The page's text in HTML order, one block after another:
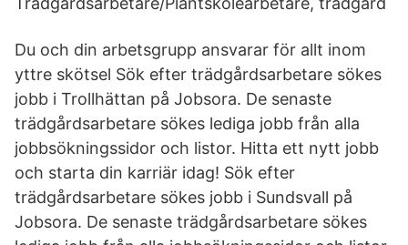
Du och din arbetsgrupp ansvarar för allt inom
yttre skötsel Sök efter trädgårdsarbetare sökes
jobb i Trollhättan på Jobsora. De senaste
trädgårdsarbetare sökes lediga jobb från alla
jobbsökningssidor och listor. Hitta ett nytt jobb
och starta din karriär idag! Sök efter
trädgårdsarbetare sökes jobb i Sundsvall på
Jobsora. De senaste trädgårdsarbetare sökes